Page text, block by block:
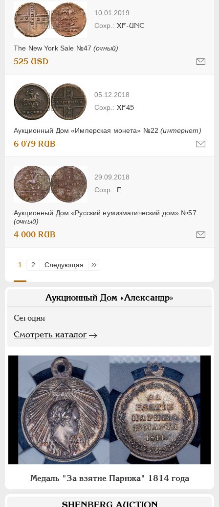
10.01.2019
The New York Sale №47(очный)
XF-UNC
525 USD
05.12.2018
Аукционный Дом «Имперская монета» №22(интернет)
XF45
6 079 RUB
29.09.2018
Аукционный Дом «Русский нумизматический дом» №57
(очный)
F
4 000 RUB
1 2 Следующая Последняя
Аукционный Дом «Александр»
Сегодня
Смотреть каталог
Медаль "За взятие Парижа" 1814 года
SHENBERG AUCTION